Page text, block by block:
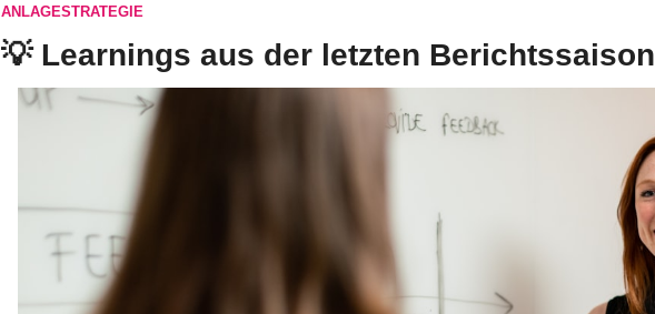
ANLAGESTRATEGIE
💡 Learnings aus der letzten Berichtssaison